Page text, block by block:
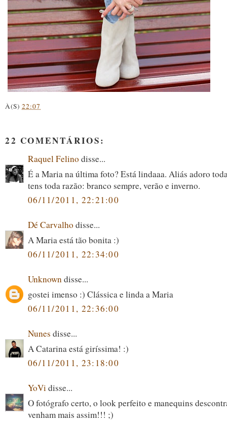
À(S)22:07
22 COMENTÁRIOS:
Raquel Felino disse...
É a Maria na última foto? Está lindaaa. Aliás adoro
tens toda razão: branco sempre, verão e inverno.
06/11/2011, 22:21:00
Dé Carvalho disse...
A Maria está tão bonita :)
06/11/2011, 22:34:00
Unknowndisse...
gostei imenso :) Clássica e linda a Maria
06/11/2011, 22:36:00
Nunes disse...
A Catarina está giríssima! :)
06/11/2011, 23:18:00
YoVidisse...
O fotógrafo certo, o look perfeito e manequins
venham mais assim!!! ;)